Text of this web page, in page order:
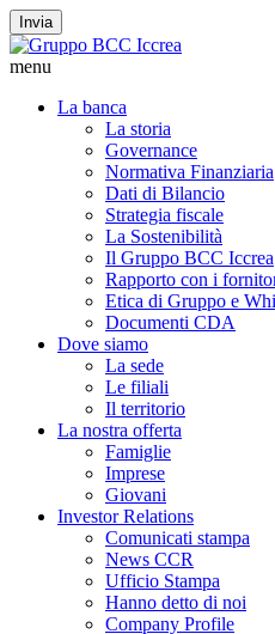
Invia
menu
La banca
La storia
Governance
Normativa Finanziaria
Dati di Bilancio
Strategia fiscale
La Sostenibilità
Il Gruppo BCC Iccrea
Rapporto con i
Etica di Gruppo e
Documenti CDA
Dove siamo
La sede
Le filiali
Il territorio
La nostra offerta
Famiglie
Imprese
Giovani
Investor Relations
Comunicati stampa
News CCR
Ufficio Stampa
Hanno detto di noi
Company Profile